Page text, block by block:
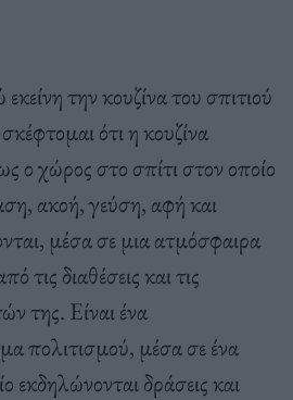
την κουζίνα του σπιτιού
ότι η κουζίνα
ο χώρος στο σπίτι στον οποίο
ακοή, γεύση, αφή και
μέσα σε μια ατμόσφαιρα
τις διαθέσεις και τις
της. Είναι ένα
πολιτισμού, μέσα σε ένα
εκδηλώνονται δράσεις και